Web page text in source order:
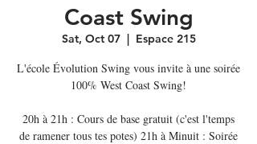
Coast Swing
Sat, Oct 07
  |
Espace 215
L'école Évolution Swing vous invite à une soirée
100% West Coast Swing!
20h à 21h : Cours de base gratuit (c'est l'temps
de ramener tous tes potes) 21h à Minuit : Soirée